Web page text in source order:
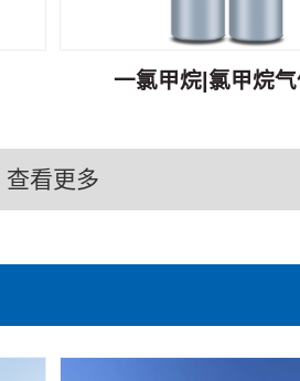
一氯甲烷|氯甲烷
查看更多